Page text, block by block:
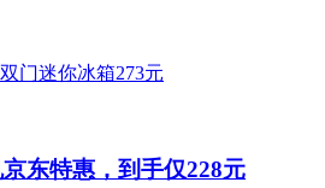
东特惠，到手仅228元